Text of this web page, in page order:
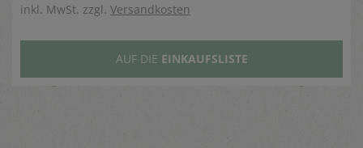
inkl. MwSt. zzgl. Versandkosten
AUF DIE EINKAUFSLISTE